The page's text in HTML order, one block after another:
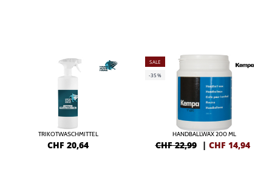
TRIKOTWASCHMITTEL
CHF 20,64
SALE
-35%
HANDBALLWAX 200 ML
CHF 22,99 | CHF 14,94